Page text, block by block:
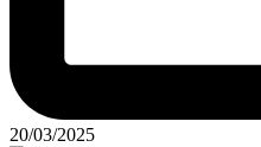
20/03/2025